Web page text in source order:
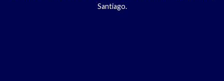
Santiago.